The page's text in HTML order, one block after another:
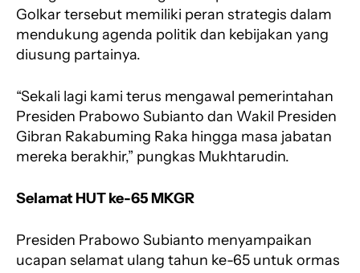
Golkar tersebut memiliki peran strategis dalam
mendukung agenda politik dan kebijakan yang
diusung partainya.
“Sekali lagi kami terus mengawal pemerintahan
Presiden Prabowo Subianto dan Wakil Presiden
Gibran Rakabuming Raka hingga masa jabatan
mereka berakhir,” pungkas Mukhtarudin.
Selamat HUT ke-65 MKGR
Presiden Prabowo Subianto menyampaikan
ucapan selamat ulang tahun ke-65 untuk ormas